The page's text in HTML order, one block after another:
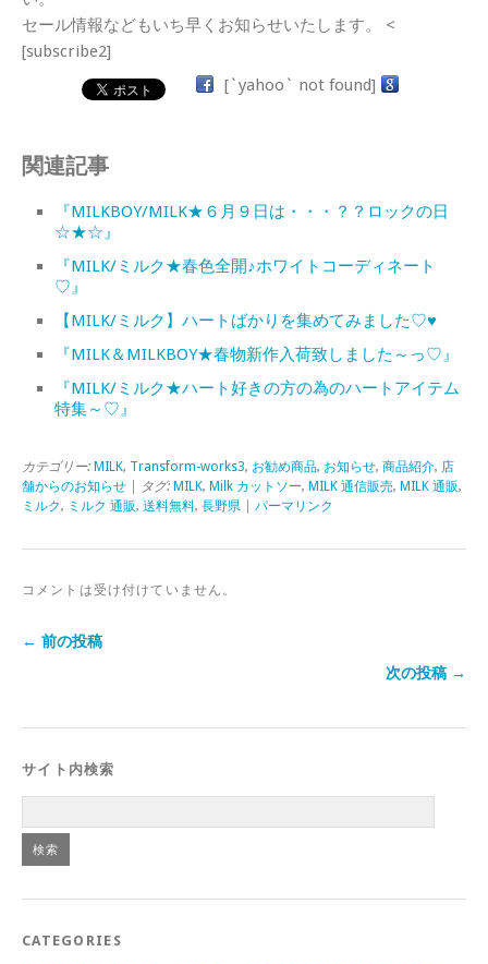
セール情報などもいち早くお知らせいたします。 <
[subscribe2]
[`yahoo` not found]
関連記事
『MILKBOY/MILK★６月９日は・・・？？ロックの日
☆★☆』
『MILK/ミルク★春色全開♪ホワイトコーディネート
♡』
【MILK/ミルク】ハートばかりを集めてみました♡♥
『MILK＆MILKBOY★春物新作入荷致しました～っ♡』
『MILK/ミルク★ハート好きの方の為のハートアイテム
特集～♡』
カテゴリー: MILK, Transform-works3, お勧め商品, お知らせ, 商品紹介, 店
舗からのお知らせ | タグ: MILK, Milk カットソー, MILK 通信販売, MILK 通販,
ミルク, ミルク 通販, 送料無料, 長野県 パーマリンク
コメントは受け付けていません。
← 前の投稿
次の投稿 →
サイト内検索
CATEGORIES